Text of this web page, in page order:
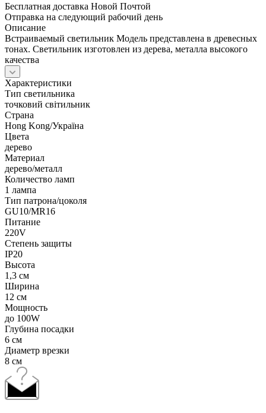
Бесплатная доставка Новой Почтой
Отправка на следующий рабочий день
Описание
Встраиваемый светильник Модель представлена в древесных
тонах. Светильник изготовлен из дерева, металла высокого
качества
Характеристики
Тип светильника
точковий світильник
Страна
Hong Kong/Україна
Цвета
дерево
Материал
дерево/металл
Количество ламп
1 лампа
Тип патрона/цоколя
GU10/MR16
Питание
220V
Степень защиты
IP20
Высота
1,3 см
Ширина
12 см
Мощность
до 100W
Глубина посадки
6 см
Диаметр врезки
8 см